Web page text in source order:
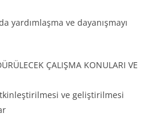
yardımlaşma ve dayanışmayı
ÇALIŞMA KONULARI VE
ve geliştirilmesi